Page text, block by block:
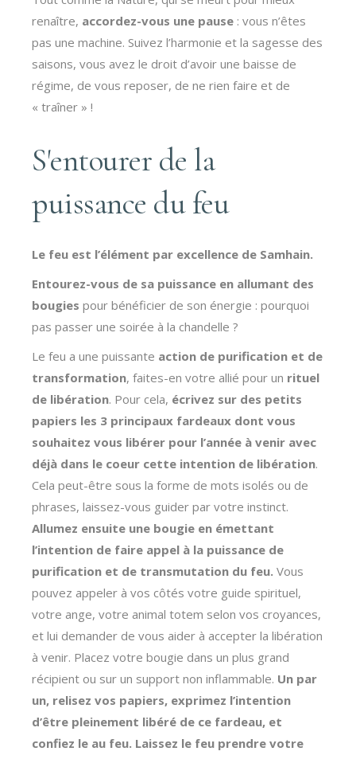
renaître, accordez-vous une pause : vous n’êtes
pas une machine. Suivez l’harmonie et la sagesse des
saisons, vous avez le droit d’avoir une baisse de
régime, de vous reposer, de ne rien faire et de
« traîner » !
S'entourer de la
puissance du feu
Le feu est l’élément par excellence de Samhain.
Entourez-vous de sa puissance en allumant des
bougies pour bénéficier de son énergie : pourquoi
pas passer une soirée à la chandelle ?
Le feu a une puissante action de purification et de
transformation, faites-en votre allié pour un rituel
de libération. Pour cela, écrivez sur des petits
papiers les 3 principaux fardeaux dont vous
souhaitez vous libérer pour l’année à venir avec
déjà dans le coeur cette intention de libération.
Cela peut-être sous la forme de mots isolés ou de
phrases, laissez-vous guider par votre instinct.
Allumez ensuite une bougie en émettant
l’intention de faire appel à la puissance de
purification et de transmutation du feu. Vous
pouvez appeler à vos côtés votre guide spirituel,
votre ange, votre animal totem selon vos croyances,
et lui demander de vous aider à accepter la libération
à venir. Placez votre bougie dans un plus grand
récipient ou sur un support non inflammable. Un par
un, relisez vos papiers, exprimez l’intention
d’être pleinement libéré de ce fardeau, et
confiez le au feu. Laissez le feu prendre votre